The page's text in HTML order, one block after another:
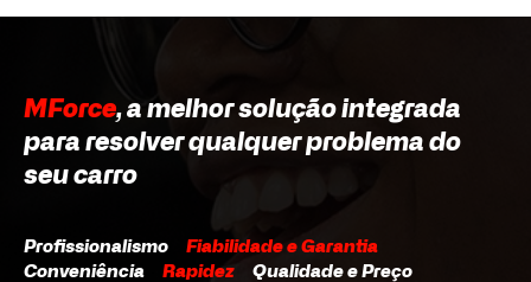
MForce, a melhor solução integrada
para resolver qualquer problema do
seu carro
Profissionalismo Fiabilidade e Garantia
Conveniência Rapidez Qualidade e Preço